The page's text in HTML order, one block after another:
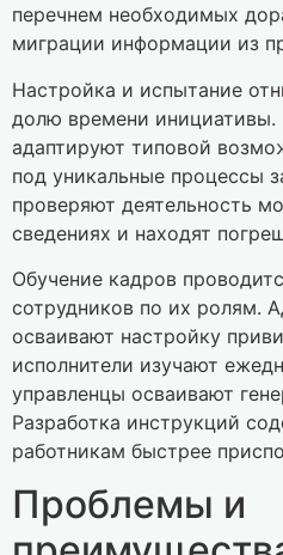
перечнем необходимых
миграции информации из
Настройка и испытание
долю времени
адаптируют типовой
под уникальные процессы
проверяют деятельность
сведениях и находят
Обучение кадров
сотрудников по их ролям.
осваивают настройку
исполнители изучают
управленцы осваивают
Разработка инструкций
работникам быстрее
Проблемы и